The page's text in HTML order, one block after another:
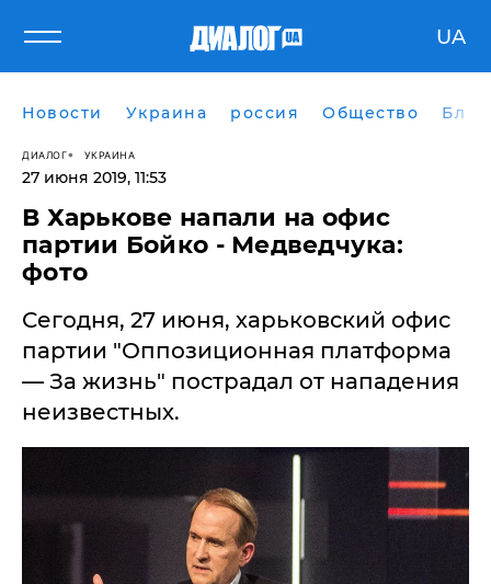
UA
Новости Украина россия Общество
ДИАЛОГ УКРАИНА
27 июня 2019, 11:53
В Харькове напали на офис
партии Бойко - Медведчука:
фото
Сегодня, 27 июня, харьковский офис
партии "Оппозиционная платформа
— За жизнь" пострадал от нападения
неизвестных.